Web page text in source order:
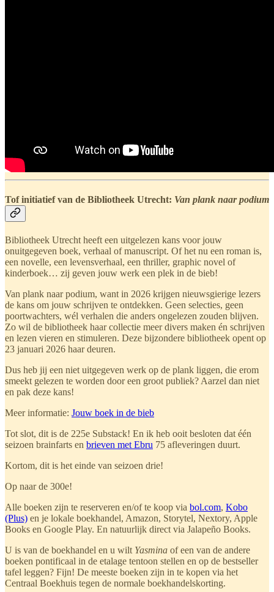
Tof initiatief van de Bibliotheek Utrecht: Van plank naar podium
Bibliotheek Utrecht heeft een uitgelezen kans voor jouw
onuitgegeven boek, verhaal of manuscript. Of het nu een roman is,
een novelle, een levensverhaal, een thriller, graphic novel of
kinderboek… zij geven jouw werk een plek in de bieb!
Van plank naar podium, want in 2026 krijgen nieuwsgierige lezers
de kans om jouw schrijven te ontdekken. Geen selecties, geen
poortwachters, wél verhalen die anders ongelezen zouden blijven.
Zo wil de bibliotheek haar collectie meer divers maken én schrijven
en lezen vieren en stimuleren. Deze bijzondere bibliotheek opent op
23 januari 2026 haar deuren.
Dus heb jij een niet uitgegeven werk op de plank liggen, die erom
smeekt gelezen te worden door een groot publiek? Aarzel dan niet
en pak deze kans!
Meer informatie: Jouw boek in de bieb
Tot slot, dit is de 225e Substack! En ik heb ooit besloten dat één
seizoen brainfarts en brieven met Ebru 75 afleveringen duurt.
Kortom, dit is het einde van seizoen drie!
Op naar de 300e!
Alle boeken zijn te reserveren en/of te koop via bol.com, Kobo
(Plus) en je lokale boekhandel, Amazon, Storytel, Nextory, Apple
Books en Google Play. En natuurlijk direct via Jalapeño Books.
U is van de boekhandel en u wilt Yasmina of een van de andere
boeken pontificaal in de etalage tentoon stellen en op de bestseller
tafel leggen? Fijn! De meeste boeken zijn in te kopen via het
Centraal Boekhuis tegen de normale boekhandelskorting.